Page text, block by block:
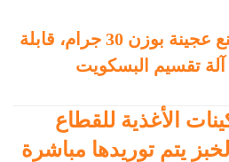
ماكينة قطع كروية لصنع عجينة بوزن 30 جرام، قابلة
آلة تقسيم البسكويت
الأغذية للقطاع
يتم توريدها مباشرة